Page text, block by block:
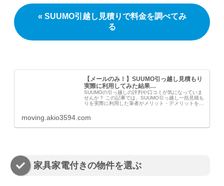
« SUUMO引越し見積りで料金を調べてみ
る
【メールのみ！】SUUMO引っ越し見積もり
実際に利用してみた結果…
SUUMOの引っ越しの評判や口コミが気になっていま
せんか？ この記事では、SUUMO引っ越し一括見積も
りを実際に利用した筆者がメリット・デメリットを感
moving.akio3594.com
家具家電付きの物件を選ぶ